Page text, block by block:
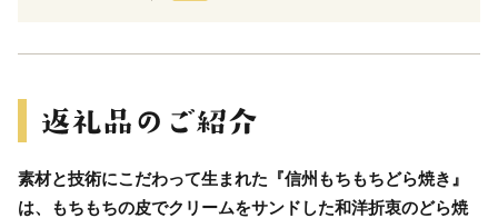
素材と技術にこだわって生まれた『信州もちもちどら焼き』
は、もちもちの皮でクリームをサンドした和洋折衷のどら焼